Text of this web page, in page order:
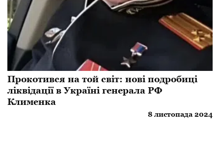
Прокотився на той світ: нові подробиці
ліквідації в Україні генерала РФ
Клименка
8 листопада 2024